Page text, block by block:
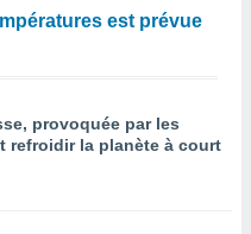
est prévue
provoquée par les
refroidir la planète à court